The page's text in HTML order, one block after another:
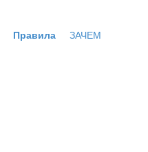
Правила
ЗАЧЕМ